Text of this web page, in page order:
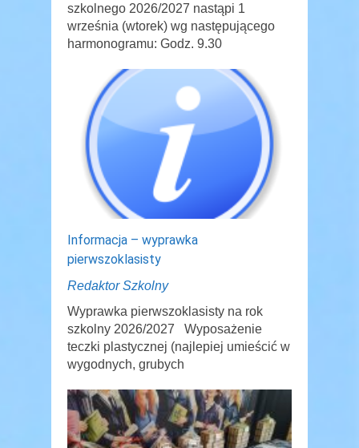
szkolnego 2026/2027 nastąpi 1
września (wtorek) wg następującego
harmonogramu: Godz. 9.30
Informacja – wyprawka
pierwszoklasisty
Redaktor Szkolny
Wyprawka pierwszoklasisty na rok
szkolny 2026/2027 Wyposażenie
teczki plastycznej (najlepiej umieścić w
wygodnych, grubych